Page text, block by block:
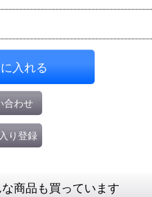
入れる
合わせ
り登録
商品も買っています